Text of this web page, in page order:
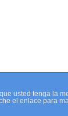
usted tenga la
el enlace para